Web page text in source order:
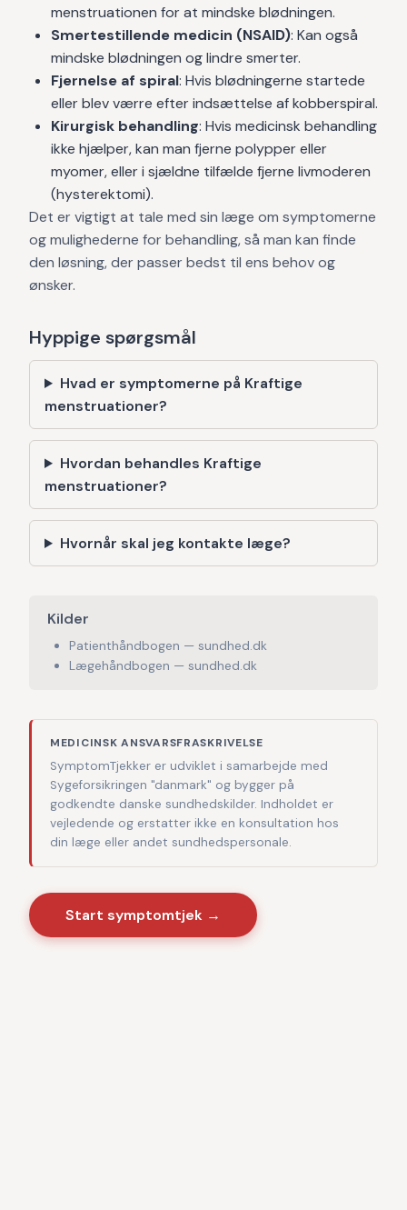
menstruationen for at mindske blødningen.
Smertestillende medicin (NSAID): Kan også
mindske blødningen og lindre smerter.
Fjernelse af spiral: Hvis blødningerne startede
eller blev værre efter indsættelse af kobberspiral.
Kirurgisk behandling: Hvis medicinsk behandling
ikke hjælper, kan man fjerne polypper eller
myomer, eller i sjældne tilfælde fjerne livmoderen
(hysterektomi).
Det er vigtigt at tale med sin læge om symptomerne
og mulighederne for behandling, så man kan finde
den løsning, der passer bedst til ens behov og
ønsker.
Hyppige spørgsmål
Hvad er symptomerne på Kraftige
menstruationer?
Hvordan behandles Kraftige
menstruationer?
Hvornår skal jeg kontakte læge?
Kilder
Patienthåndbogen — sundhed.dk
Lægehåndbogen — sundhed.dk
MEDICINSK ANSVARSFRASKRIVELSE
SymptomTjekker er udviklet i samarbejde med
Sygeforsikringen "danmark" og bygger på
godkendte danske sundhedskilder. Indholdet er
vejledende og erstatter ikke en konsultation hos
din læge eller andet sundhedspersonale.
Start symptomtjek →